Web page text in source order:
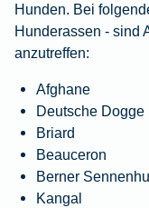
Hunden. Bei
Hunderassen - sind
anzutreffen:
Afghane
Deutsche Dogge
Briard
Beauceron
Berner
Kangal